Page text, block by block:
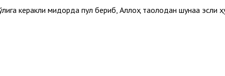
керакли миқдорда пул бериб, Аллоҳ таолодан шунақа